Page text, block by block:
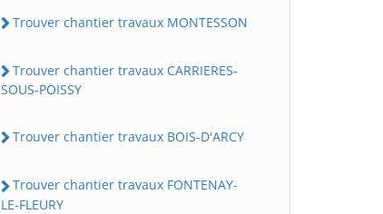
Trouver chantier travaux MONTESSON
Trouver chantier travaux CARRIERES-
SOUS-POISSY
Trouver chantier travaux BOIS-D'ARCY
Trouver chantier travaux FONTENAY-
LE-FLEURY